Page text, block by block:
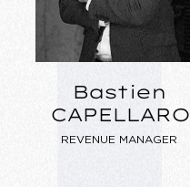
Bastien
CAPELLARO
REVENUE MANAGER